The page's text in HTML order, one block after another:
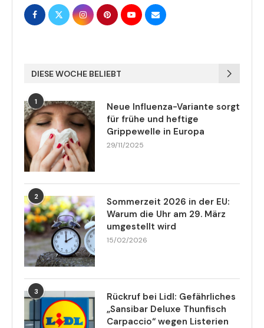
DIESE WOCHE BELIEBT
1
Neue Influenza-Variante sorgt
für frühe und heftige
Grippewelle in Europa
29/11/2025
2
Sommerzeit 2026 in der EU:
Warum die Uhr am 29. März
umgestellt wird
15/02/2026
3
Rückruf bei Lidl: Gefährliches
„Sansibar Deluxe Thunfisch
Carpaccio“ wegen Listerien